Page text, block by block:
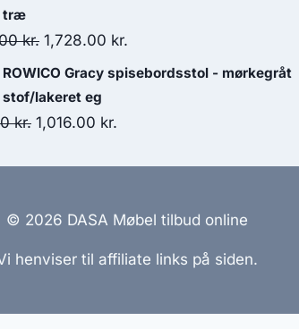
træ
kr. 1,728.00 kr.
ROWICO Gracy spisebordsstol - mørkegråt
stof/lakeret eg
kr. 1,016.00 kr.
© 2026 DASA Møbel tilbud online
henviser til affiliate links på siden.